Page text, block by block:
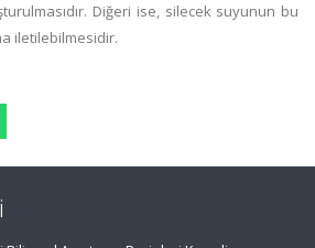
Diğeri ise, silecek suyunun bu
iletilebilmesidir.